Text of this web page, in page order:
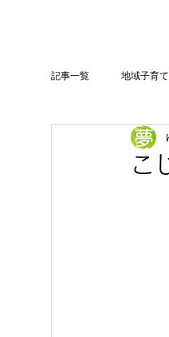
記事一覧 地域子育
こ